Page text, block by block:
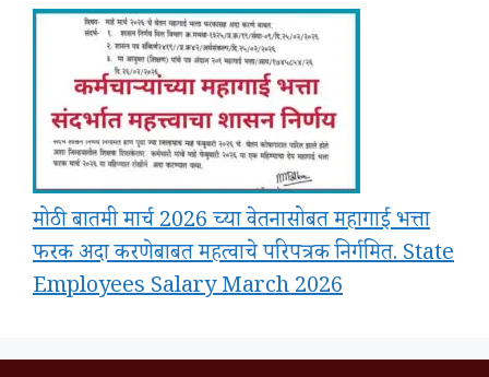
मोठी बातमी मार्च 2026 च्या वेतनासोबत महागाई भत्ता
फरक अदा करणेबाबत महत्वाचे परिपत्रक निर्गमित. State
Employees Salary March 2026